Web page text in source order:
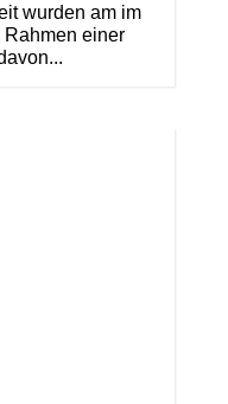
wurden am im
einer